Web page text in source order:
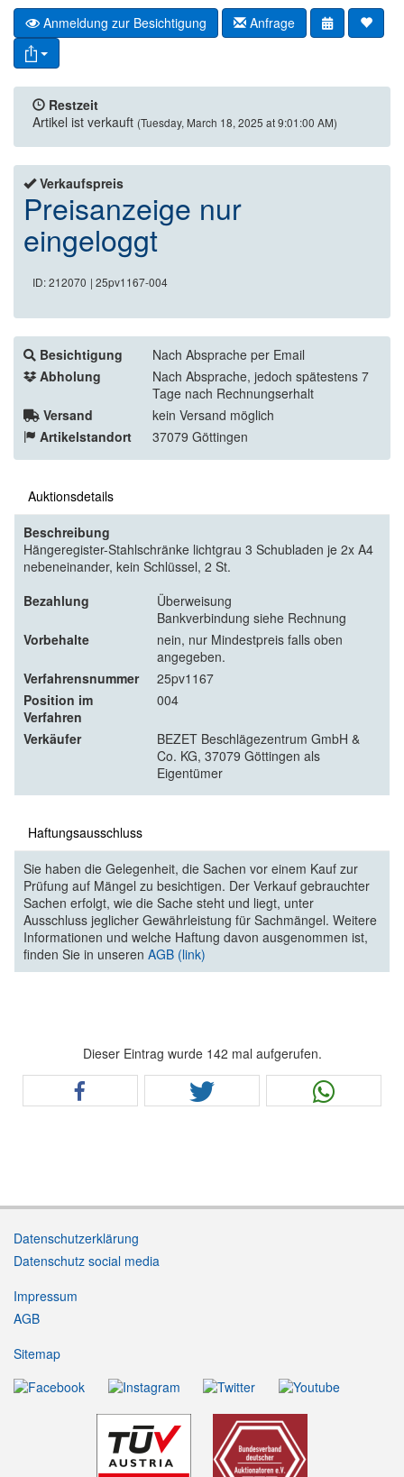
Anmeldung zur Besichtigung Anfrage
Restzeit
Artikel ist verkauft (Tuesday, March 18, 2025 at 9:01:00 AM)
Verkaufspreis
Preisanzeige nur
eingeloggt
ID: 212070 | 25pv1167-004
Besichtigung
Nach Absprache per Email
Abholung
Nach Absprache, jedoch spätestens 7
Tage nach Rechnungserhalt
Versand
kein Versand möglich
Artikelstandort
37079 Göttingen
Auktionsdetails
Beschreibung
Hängeregister-Stahlschränke lichtgrau 3 Schubladen je 2x A4
nebeneinander, kein Schlüssel, 2 St.
Bezahlung
Überweisung
Bankverbindung siehe Rechnung
Vorbehalte
nein, nur Mindestpreis falls oben
angegeben.
Verfahrensnummer
25pv1167
Position im
Verfahren
004
Verkäufer
BEZET Beschlägezentrum GmbH &
Co. KG, 37079 Göttingen als
Eigentümer
Haftungsausschluss
Sie haben die Gelegenheit, die Sachen vor einem Kauf zur
Prüfung auf Mängel zu besichtigen. Der Verkauf gebrauchter
Sachen erfolgt, wie die Sache steht und liegt, unter
Ausschluss jeglicher Gewährleistung für Sachmängel. Weitere
Informationen und welche Haftung davon ausgenommen ist,
finden Sie in unseren AGB (link)
Dieser Eintrag wurde 142 mal aufgerufen.
Datenschutzerklärung
Datenschutz social media
Impressum
AGB
Sitemap